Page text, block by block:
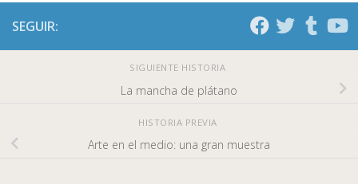
SEGUIR:
SIGUIENTE HISTORIA
La mancha de plátano
HISTORIA PREVIA
Arte en el medio: una gran muestra